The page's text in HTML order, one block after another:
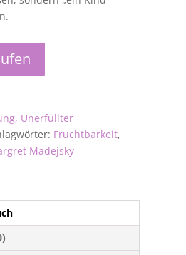
Unerfüllter
Fruchtbarkeit,
Madejsky